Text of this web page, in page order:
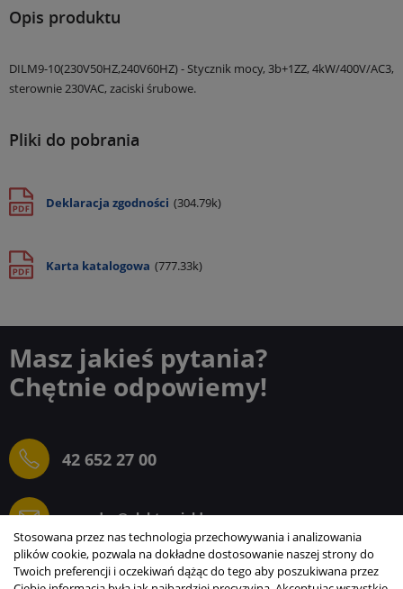
Opis produktu
DILM9-10(230V50HZ,240V60HZ) - Stycznik mocy, 3b+1ZZ, 4kW/400V/AC3,
sterownie 230VAC, zaciski śrubowe.
Pliki do pobrania
Deklaracja zgodności (304.79k)
Karta katalogowa (777.33k)
Masz jakieś pytania?
Chętnie odpowiemy!
42 652 27 00
sprzedaz@elektrogielda.com
Stosowana przez nas technologia przechowywania i analizowania
plików cookie, pozwala na dokładne dostosowanie naszej strony do
Twoich preferencji i oczekiwań dążąc do tego aby poszukiwana przez